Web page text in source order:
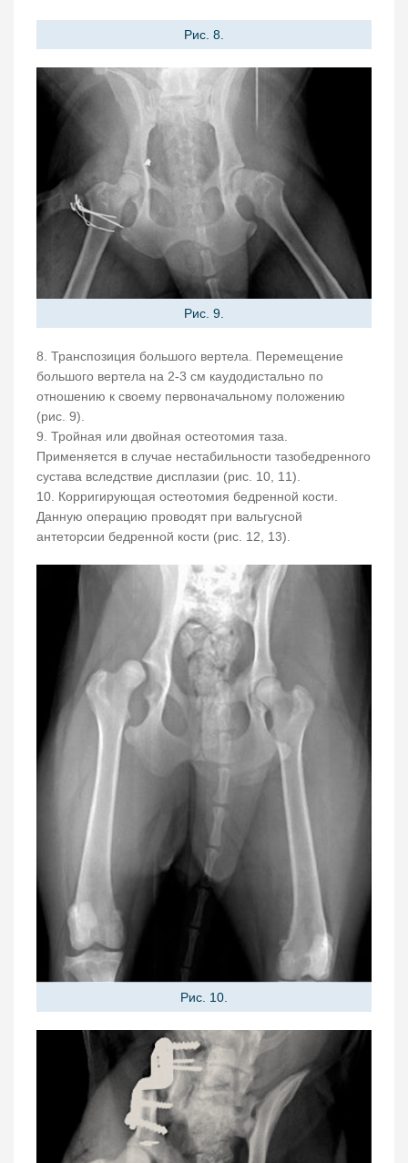
Рис. 8.
Рис. 9.
8. Транспозиция большого вертела. Перемещение
большого вертела на 2-3 см каудодистально по
отношению к своему первоначальному положению
(рис. 9).
9. Тройная или двойная остеотомия таза.
Применяется в случае нестабильности тазобедренного
сустава вследствие дисплазии (рис. 10, 11).
10. Корригирующая остеотомия бедренной кости.
Данную операцию проводят при вальгусной
антеторсии бедренной кости (рис. 12, 13).
Рис. 10.